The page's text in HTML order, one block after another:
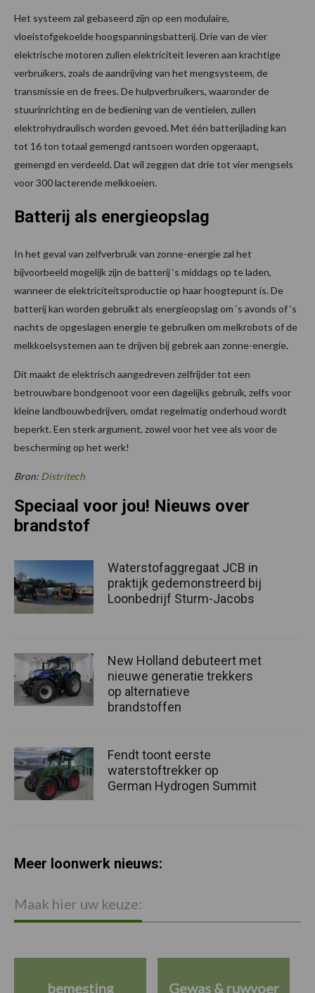
Het systeem zal gebaseerd zijn op een modulaire,
vloeistofgekoelde hoogspanningsbatterij. Drie van de vier
elektrische motoren zullen elektriciteit leveren aan krachtige
verbruikers, zoals de aandrijving van het mengsysteem, de
transmissie en de frees. De hulpverbruikers, waaronder de
stuurinrichting en de bediening van de ventielen, zullen
elektrohydraulisch worden gevoed. Met één batterijlading kan
tot 16 ton totaal gemengd rantsoen worden opgeraapt,
gemengd en verdeeld. Dat wil zeggen dat drie tot vier mengsels
voor 300 lacterende melkkoeien.
Batterij als energieopslag
In het geval van zelfverbruik van zonne-energie zal het
bijvoorbeeld mogelijk zijn de batterij ‘s middags op te laden,
wanneer de elektriciteitsproductie op haar hoogtepunt is. De
batterij kan worden gebruikt als energieopslag om ‘s avonds of ‘s
nachts de opgeslagen energie te gebruiken om melkrobots of de
melkkoelsystemen aan te drijven bij gebrek aan zonne-energie.
Dit maakt de elektrisch aangedreven zelfrijder tot een
betrouwbare bondgenoot voor een dagelijks gebruik, zelfs voor
kleine landbouwbedrijven, omdat regelmatig onderhoud wordt
beperkt. Een sterk argument, zowel voor het vee als voor de
bescherming op het werk!
Bron: Distritech
Speciaal voor jou! Nieuws over
brandstof
Waterstofaggregaat JCB in
praktijk gedemonstreerd bij
Loonbedrijf Sturm-Jacobs
New Holland debuteert met
nieuwe generatie trekkers
op alternatieve
brandstoffen
Fendt toont eerste
waterstoftrekker op
German Hydrogen Summit
Meer loonwerk nieuws:
Maak hier uw keuze:
bemesting Gewas & ruwvoer